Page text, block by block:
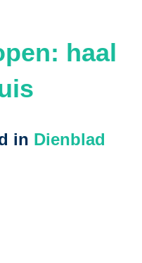
haal
in Dienblad